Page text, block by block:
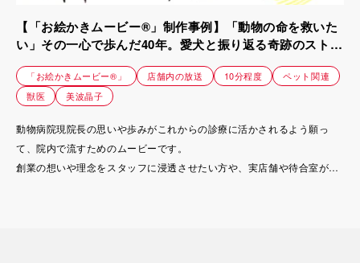
【「お絵かきムービー®」制作事例】「動物の命を救いた
い」その一心で歩んだ40年。愛犬と振り返る奇跡のストー
リー｜竹原獣医科医院
「お絵かきムービー®」 店舗内の放送 10分程度
ペット関連
獣医
美波晶子
動物病院現院長の思いや歩みがこれからの診療に活かされるよう願っ
て、院内で流すためのムービーです。
創業の想いや理念をスタッフに浸透させたい方や、実店舗や待合室があ